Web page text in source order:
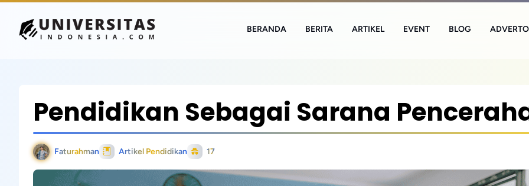
BERANDA BERITA ARTIKEL EVENT BLOG
Pendidikan Sebagai Sarana
Faturahman Artikel Pendidikan 17